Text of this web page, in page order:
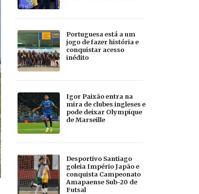
Portuguesa está a um
jogo de fazer história e
conquistar acesso
inédito
Igor Paixão entra na
mira de clubes ingleses e
pode deixar Olympique
de Marseille
Desportivo Santiago
goleia Império Japão e
conquista Campeonato
Amapaense Sub-20 de
Futsal